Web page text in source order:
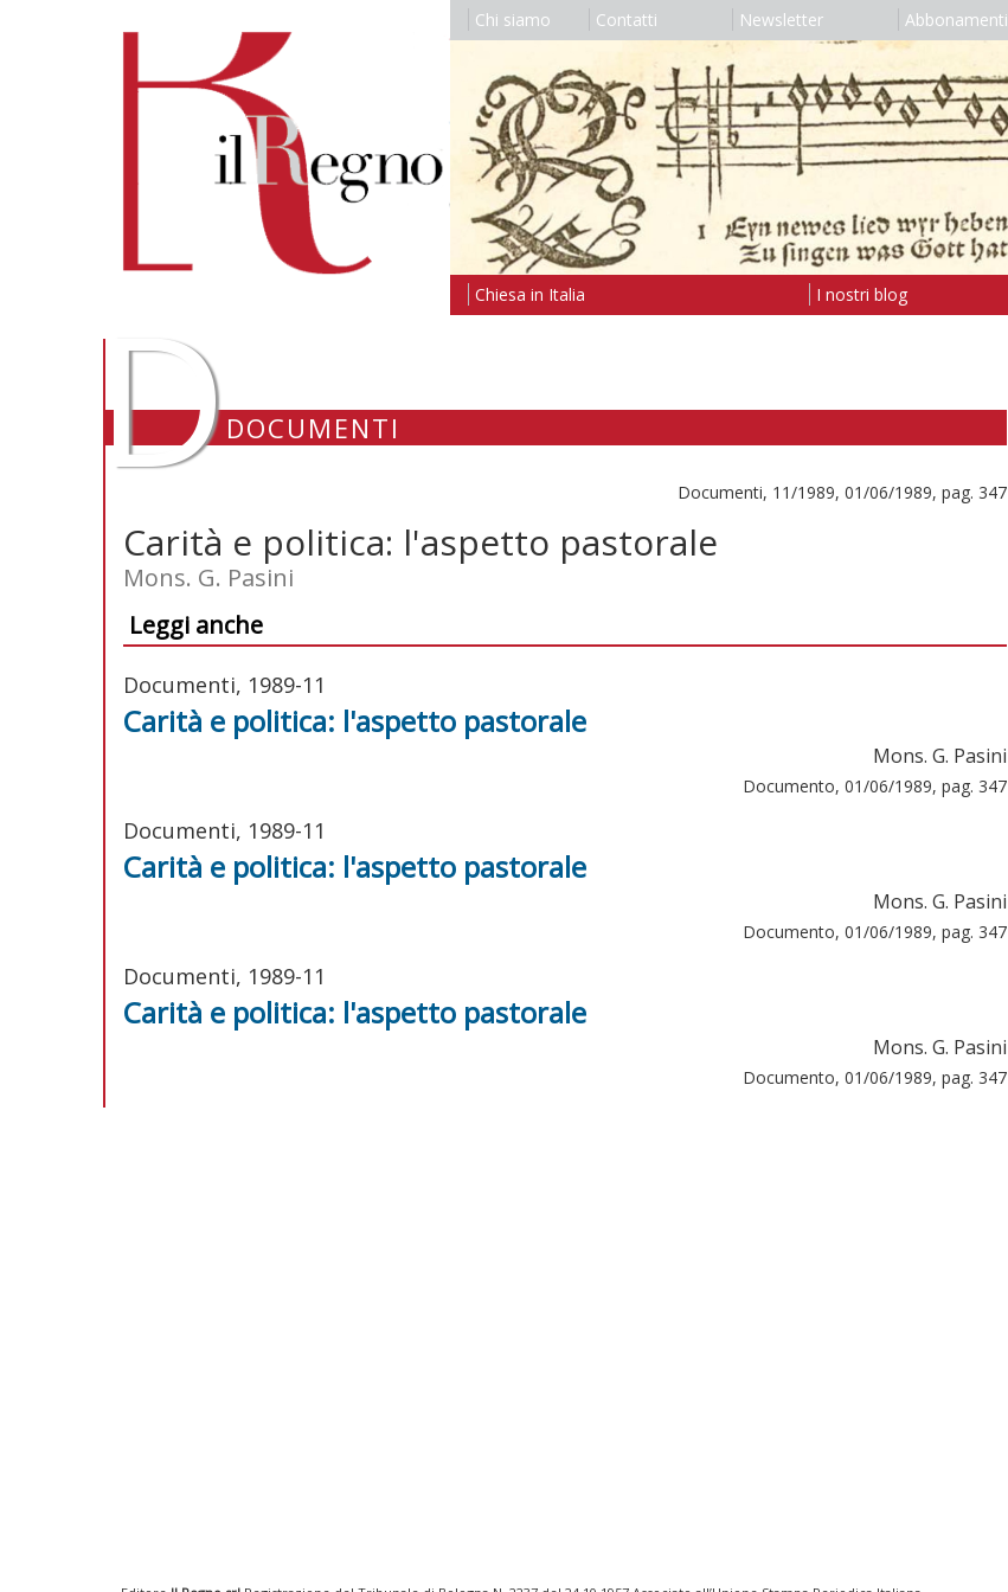
Chi siamo Contatti Newsletter Abbonamenti
Chiesa in Italia I nostri blog
DDOCUMENTI
Documenti, 11/1989, 01/06/1989, pag. 347
Carità e politica: l'aspetto pastorale
Mons. G. Pasini
Leggi anche
Documenti, 1989-11
Carità e politica: l'aspetto pastorale
Mons. G. Pasini
Documento, 01/06/1989, pag. 347
Documenti, 1989-11
Carità e politica: l'aspetto pastorale
Mons. G. Pasini
Documento, 01/06/1989, pag. 347
Documenti, 1989-11
Carità e politica: l'aspetto pastorale
Mons. G. Pasini
Documento, 01/06/1989, pag. 347